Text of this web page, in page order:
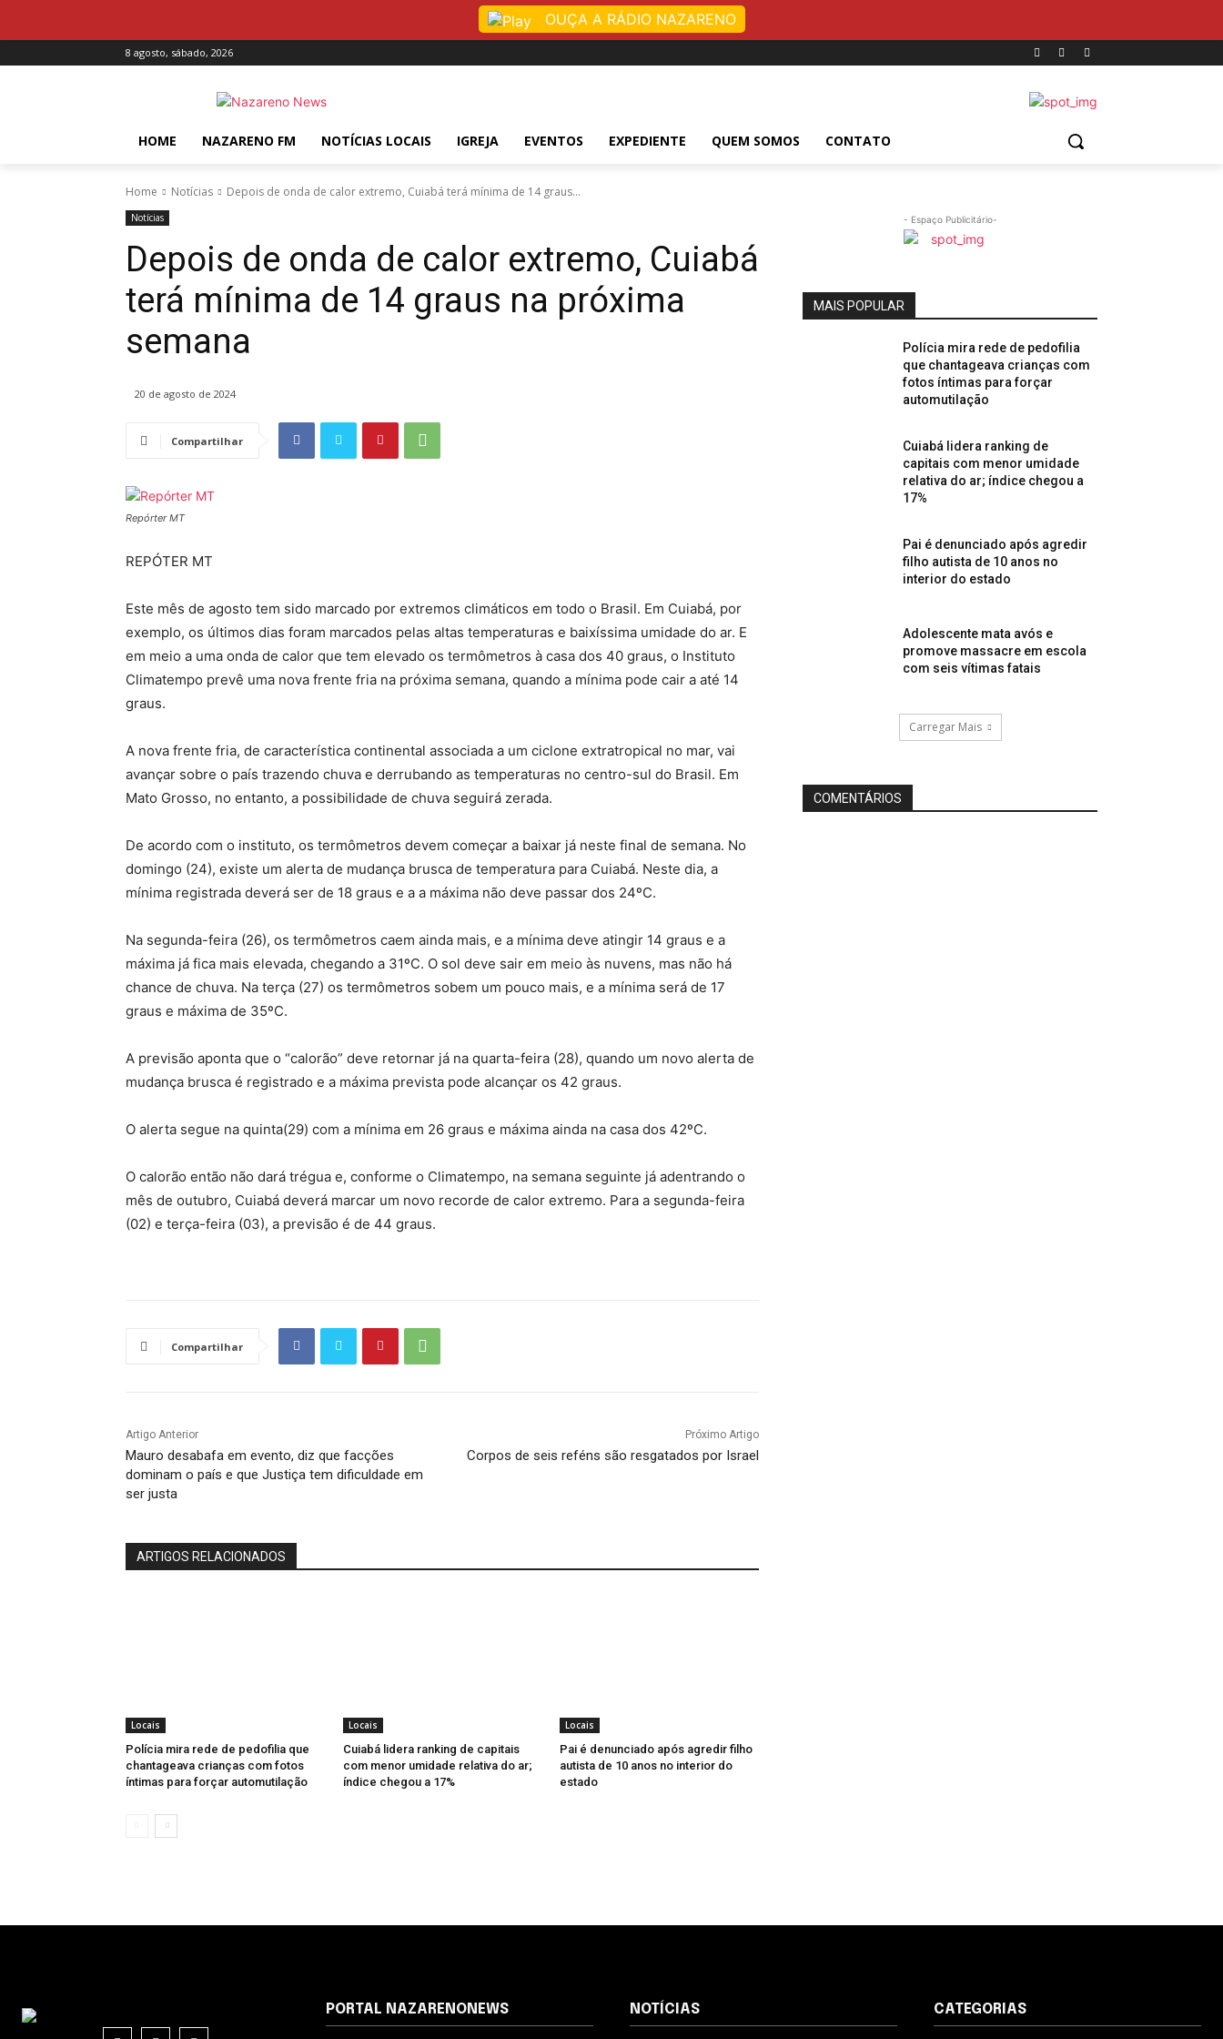
8 agosto, sábado, 2026
HOME NAZARENO FM NOTÍCIAS LOCAIS IGREJA EVENTOS EXPEDIENTE QUEM SOMOS CONTATO
Home Notícias Depois de onda de calor extremo, Cuiabá terá mínima de 14 graus...
Notícias
Depois de onda de calor extremo, Cuiabá
terá mínima de 14 graus na próxima
semana
20 de agosto de 2024
Compartilhar
Repórter MT
REPÓTER MT
Este mês de agosto tem sido marcado por extremos climáticos em todo o Brasil. Em Cuiabá, por
exemplo, os últimos dias foram marcados pelas altas temperaturas e baixíssima umidade do ar. E
em meio a uma onda de calor que tem elevado os termômetros à casa dos 40 graus, o Instituto
Climatempo prevê uma nova frente fria na próxima semana, quando a mínima pode cair a até 14
graus.
A nova frente fria, de característica continental associada a um ciclone extratropical no mar, vai
avançar sobre o país trazendo chuva e derrubando as temperaturas no centro-sul do Brasil. Em
Mato Grosso, no entanto, a possibilidade de chuva seguirá zerada.
De acordo com o instituto, os termômetros devem começar a baixar já neste final de semana. No
domingo (24), existe um alerta de mudança brusca de temperatura para Cuiabá. Neste dia, a
mínima registrada deverá ser de 18 graus e a a máxima não deve passar dos 24ºC.
Na segunda-feira (26), os termômetros caem ainda mais, e a mínima deve atingir 14 graus e a
máxima já fica mais elevada, chegando a 31ºC. O sol deve sair em meio às nuvens, mas não há
chance de chuva. Na terça (27) os termômetros sobem um pouco mais, e a mínima será de 17
graus e máxima de 35ºC.
A previsão aponta que o “calorão” deve retornar já na quarta-feira (28), quando um novo alerta de
mudança brusca é registrado e a máxima prevista pode alcançar os 42 graus.
O alerta segue na quinta(29) com a mínima em 26 graus e máxima ainda na casa dos 42ºC.
O calorão então não dará trégua e, conforme o Climatempo, na semana seguinte já adentrando o
mês de outubro, Cuiabá deverá marcar um novo recorde de calor extremo. Para a segunda-feira
(02) e terça-feira (03), a previsão é de 44 graus.
Compartilhar
Artigo Anterior
Mauro desabafa em evento, diz que facções
dominam o país e que Justiça tem dificuldade em
ser justa
Próximo Artigo
Corpos de seis reféns são resgatados por Israel
ARTIGOS RELACIONADOS
Locais
Polícia mira rede de pedofilia que
chantageava crianças com fotos
íntimas para forçar automutilação
Locais
Cuiabá lidera ranking de capitais
com menor umidade relativa do ar;
índice chegou a 17%
Locais
Pai é denunciado após agredir filho
autista de 10 anos no interior do
estado
- Espaço Publicitário-
MAIS POPULAR
Polícia mira rede de pedofilia
que chantageava crianças com
fotos íntimas para forçar
automutilação
Cuiabá lidera ranking de
capitais com menor umidade
relativa do ar; índice chegou a
17%
Pai é denunciado após agredir
filho autista de 10 anos no
interior do estado
Adolescente mata avós e
promove massacre em escola
com seis vítimas fatais
Carregar Mais
COMENTÁRIOS
PORTAL NAZARENONEWS NOTÍCIAS CATEGORIAS
OUÇA A RÁDIO NAZARENO